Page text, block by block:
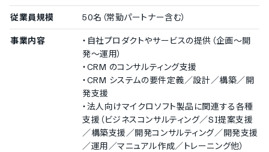
従業員規模 50名（常勤パートナー含む）
事業内容
・自社プロダクトやサービスの提供（企画～開
発～運用）
・CRM のコンサルティング支援
・CRM システムの要件定義／設計／構築／開
発支援
・法人向けマイクロソフト製品に関連する各種
支援（ビジネスコンサルティング／SI提案支援
／構築支援／開発コンサルティング／開発支援
／運用／マニュアル作成／トレーニング他）